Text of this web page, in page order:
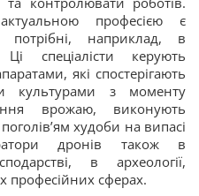
професією є
наприклад, в
Ці спеціалісти керують
які спостерігають
культурами з моменту
врожаю, виконують
худоби на випасі
дронів також в
в археології,
професійних сферах.